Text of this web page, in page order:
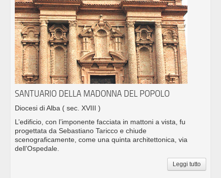
SANTUARIO DELLA MADONNA DEL POPOLO
Diocesi di Alba ( sec. XVIII )
L’edificio, con l’imponente facciata in mattoni a vista, fu
progettata da Sebastiano Taricco e chiude
scenograficamente, come una quinta architettonica, via
dell’Ospedale.
Leggi tutto